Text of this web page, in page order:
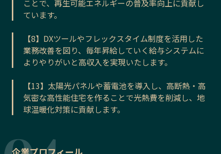
ことで、再生可能エネルギーの普及率向上に貢献し
ています。
【8】DXツールやフレックスタイム制度を活用した
業務改善を図り、毎年昇給していく給与システムに
よりやりがいと高収入を実現いたします。
【13】太陽光パネルや蓄電池を導入し、高断熱・高
気密な高性能住宅を作ることで光熱費を削減し、地
球温暖化対策に貢献します。
企業プロフィール